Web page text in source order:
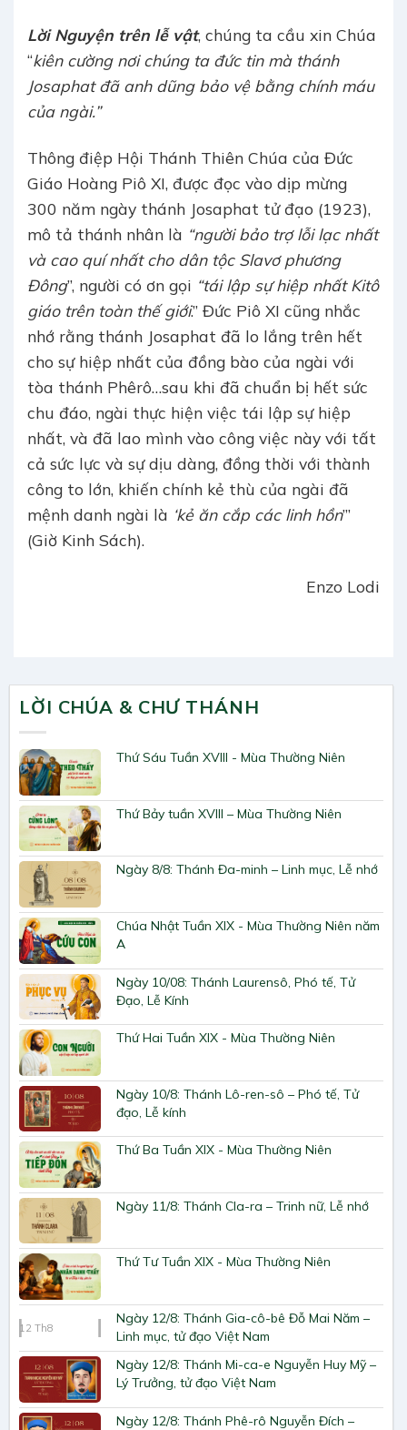
Lời Nguyện trên lễ vật, chúng ta cầu xin Chúa
“kiên cường nơi chúng ta đức tin mà thánh
Josaphat đã anh dũng bảo vệ bằng chính máu
của ngài.”
Thông điệp Hội Thánh Thiên Chúa của Đức
Giáo Hoàng Piô XI, được đọc vào dịp mừng
300 năm ngày thánh Josaphat tử đạo (1923),
mô tả thánh nhân là “người bảo trợ lỗi lạc nhất
và cao quí nhất cho dân tộc Slavơ phương
Đông”, người có ơn gọi “tái lập sự hiệp nhất Kitô
giáo trên toàn thế giới.” Đức Piô XI cũng nhắc
nhớ rằng thánh Josaphat đã lo lắng trên hết
cho sự hiệp nhất của đồng bào của ngài với
tòa thánh Phêrô…sau khi đã chuẩn bị hết sức
chu đáo, ngài thực hiện việc tái lập sự hiệp
nhất, và đã lao mình vào công việc này với tất
cả sức lực và sự dịu dàng, đồng thời với thành
công to lớn, khiến chính kẻ thù của ngài đã
mệnh danh ngài là ‘kẻ ăn cắp các linh hồn’”
(Giờ Kinh Sách).
Enzo Lodi
LỜI CHÚA & CHƯ THÁNH
Thứ Sáu Tuần XVIII - Mùa Thường Niên
Thứ Bảy tuần XVIII – Mùa Thường Niên
Ngày 8/8: Thánh Đa-minh – Linh mục, Lễ nhớ
Chúa Nhật Tuần XIX - Mùa Thường Niên năm
A
Ngày 10/08: Thánh Laurensô, Phó tế, Tử
Đạo, Lễ Kính
Thứ Hai Tuần XIX - Mùa Thường Niên
Ngày 10/8: Thánh Lô-ren-sô – Phó tế, Tử
đạo, Lễ kính
Thứ Ba Tuần XIX - Mùa Thường Niên
Ngày 11/8: Thánh Cla-ra – Trinh nữ, Lễ nhớ
Thứ Tư Tuần XIX - Mùa Thường Niên
12 Th8
Ngày 12/8: Thánh Gia-cô-bê Đỗ Mai Năm –
Linh mục, tử đạo Việt Nam
Ngày 12/8: Thánh Mi-ca-e Nguyễn Huy Mỹ –
Lý Trưởng, tử đạo Việt Nam
Ngày 12/8: Thánh Phê-rô Nguyễn Đích –